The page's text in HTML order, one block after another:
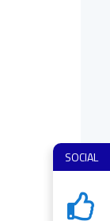
SOCIAL